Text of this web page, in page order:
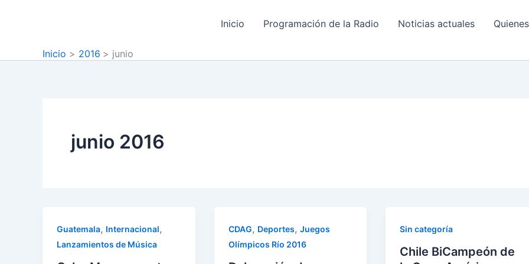
Inicio Programación de la Radio Noticias actuales
Inicio 2016 junio
junio 2016
Guatemala, Internacional,
Lanzamientos de Música
CDAG, Deportes, Juegos
Olímpicos Río 2016
Sin categoría
Chile BiCampeón de